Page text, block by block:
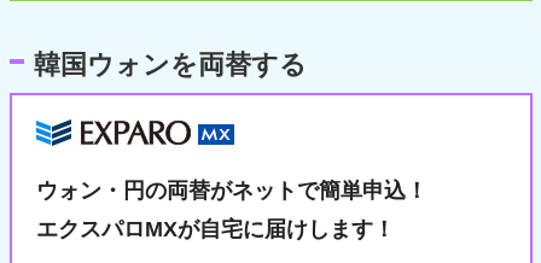
韓国ウォンを両替する
ウォン・円の両替がネットで簡単申込！
エクスパロMXが自宅に届けします！